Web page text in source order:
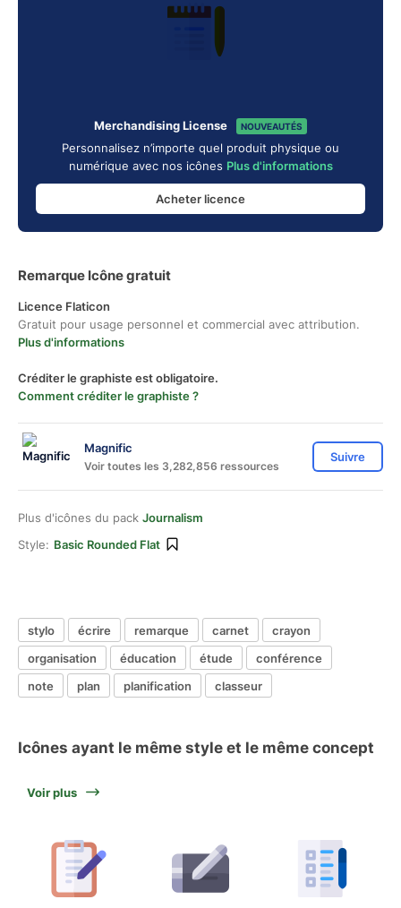
Merchandising License NOUVEAUTÉS
Personnalisez n’importe quel produit physique ou
numérique avec nos icônes Plus d'informations
Acheter licence
Remarque Icône gratuit
Licence Flaticon
Gratuit pour usage personnel et commercial avec attribution.
Plus d'informations
Créditer le graphiste est obligatoire.
Comment créditer le graphiste ?
Magnific
Voir toutes les 3,282,856 ressources
Suivre
Plus d'icônes du pack Journalism
Style: Basic Rounded Flat
stylo écrire remarque carnet
crayon
organisation
éducation étude
conférence
note
plan planification classeur
Icônes ayant le même style et le même concept
Voir plus